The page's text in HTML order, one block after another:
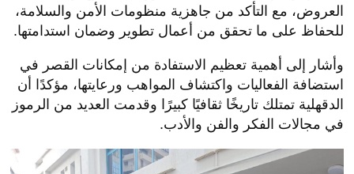
العروض، مع التأكد من جاهزية منظومات الأمن والسلامة،
للحفاظ على ما تحقق من أعمال تطوير وضمان استدامتها.
وأشار إلى أهمية تعظيم الاستفادة من إمكانات القصر في
استضافة الفعاليات واكتشاف المواهب ورعايتها، مؤكدًا أن
الدقهلية تمتلك تاريخًا ثقافيًا كبيرًا وقدمت العديد من الرموز
في مجالات الفكر والفن والأدب.